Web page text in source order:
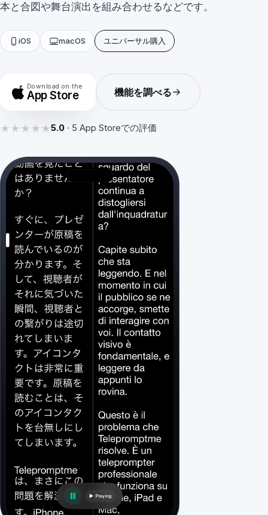
intuner
本と合図や舞台演出を組み合わせるなどです。
iOS macOS ユニバーサル購入
Download on the
App Store 機能を調べる
★★★★★★★★★★
5.0 · 5 App Storeでの評価